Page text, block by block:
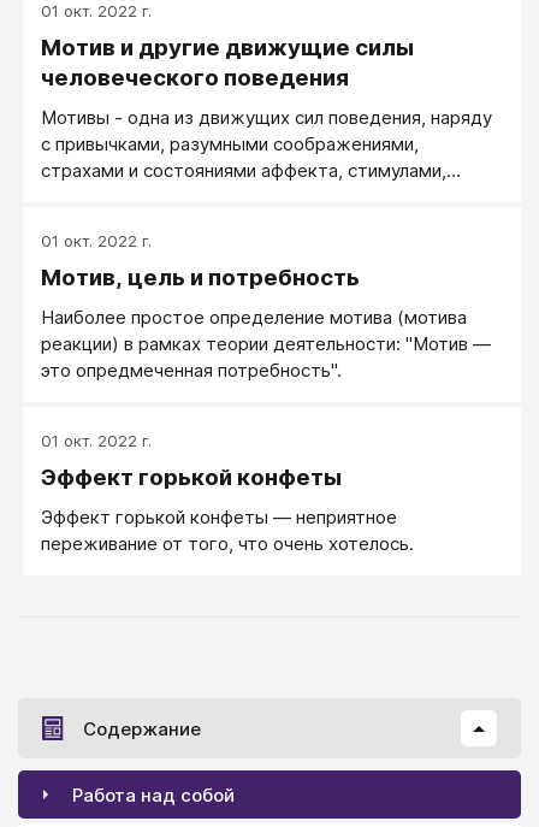
01 окт. 2022 г.
Мотив и другие движущие силы
человеческого поведения
Мотивы - одна из движущих сил поведения, наряду
с привычками, разумными соображениями,
страхами и состояниями аффекта, стимулами,
01 окт. 2022 г.
Мотив, цель и потребность
Наиболее простое определение мотива (мотива
реакции) в рамках теории деятельности: "Мотив —
это опредмеченная потребность".
01 окт. 2022 г.
Эффект горькой конфеты
Эффект горькой конфеты — неприятное
переживание от того, что очень хотелось.
Содержание
Работа над собой